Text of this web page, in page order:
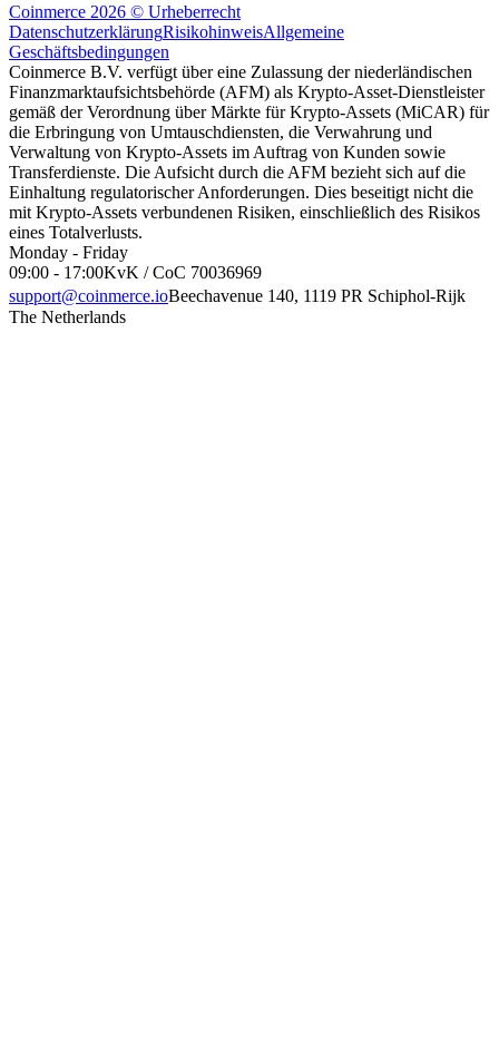
Coinmerce 2026 © Urheberrecht
DatenschutzerklärungRisikohinweisAllgemeine
Geschäftsbedingungen
Coinmerce B.V. verfügt über eine Zulassung der niederländischen
Finanzmarktaufsichtsbehörde (AFM) als Krypto-Asset-Dienstleister
gemäß der Verordnung über Märkte für Krypto-Assets (MiCAR) für
die Erbringung von Umtauschdiensten, die Verwahrung und
Verwaltung von Krypto-Assets im Auftrag von Kunden sowie
Transferdienste. Die Aufsicht durch die AFM bezieht sich auf die
Einhaltung regulatorischer Anforderungen. Dies beseitigt nicht die
mit Krypto-Assets verbundenen Risiken, einschließlich des Risikos
eines Totalverlusts.
Monday - Friday
09:00 - 17:00KvK / CoC 70036969
support@coinmerce.ioBeechavenue 140, 1119 PR Schiphol-Rijk
The Netherlands